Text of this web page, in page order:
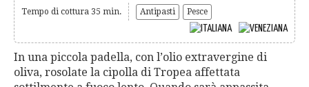
Tempo di cottura 35 min. Antipasti Pesce
In una piccola padella, con l’olio extravergine di
oliva, rosolate la cipolla di Tropea affettata